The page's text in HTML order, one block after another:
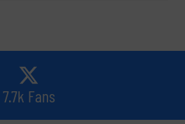
7.7k Fans